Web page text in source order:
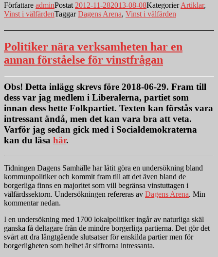
Författare adminPostat 2012-11-282013-08-08KategorierArtiklar,
Vinst i välfärdenTaggarDagens Arena, Vinst i välfärden
Politiker nära verksamheten har en
annan förståelse för vinstfrågan
Obs! Detta inlägg skrevs före 2018-06-29. Fram till
dess var jag medlem i Liberalerna, partiet som
innan dess hette Folkpartiet. Texten kan förstås vara
intressant ändå, men det kan vara bra att veta.
Varför jag sedan gick med i Socialdemokraterna
kan du läsa här.
Tidningen Dagens Samhälle har låtit göra en undersökning bland
kommunpolitiker och kommit fram till att det även bland de
borgerliga finns en majoritet som vill begränsa vinstuttagen i
välfärdssektorn. Undersökningen refereras av Dagens Arena. Min
kommentar nedan.
I en undersökning med 1700 lokalpolitiker ingår av naturliga skäl
ganska få deltagare från de mindre borgerliga partierna. Det gör det
svårt att dra långtgående slutsatser för enskilda partier men för
borgerligheten som helhet är siffrorna intressanta.